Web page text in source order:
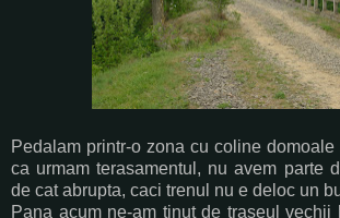
Pedalam printr-o zona cu coline
ca urmam terasamentul, nu avem parte
de cat abrupta, caci trenul nu e deloc un
Pana acum ne-am tinut de traseul